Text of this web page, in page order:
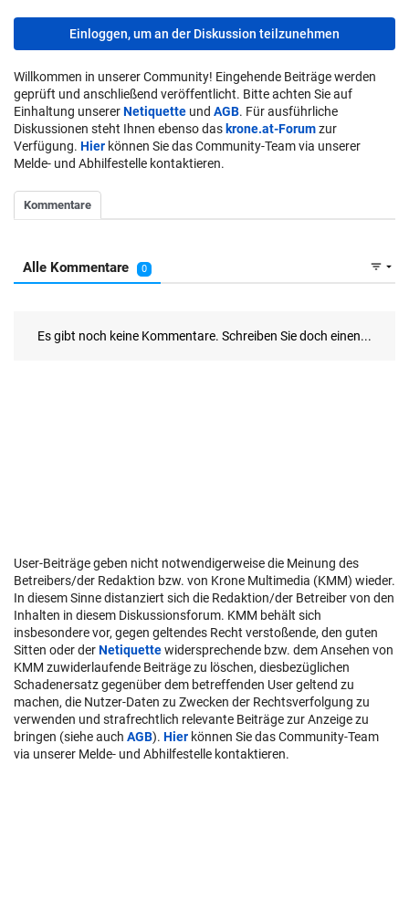
Einloggen, um an der Diskussion teilzunehmen
Willkommen in unserer Community! Eingehende Beiträge werden
geprüft und anschließend veröffentlicht. Bitte achten Sie auf
Einhaltung unsererNetiquette und AGB. Für ausführliche
Diskussionen steht Ihnen ebenso das krone.at-Forumzur
Verfügung. Hier können Sie das Community-Team via unserer
Melde- und Abhilfestelle kontaktieren.
User-Beiträge geben nicht notwendigerweise die Meinung des
Betreibers/der Redaktion bzw. von Krone Multimedia (KMM) wieder.
In diesem Sinne distanziert sich die Redaktion/der Betreiber von den
Inhalten in diesem Diskussionsforum. KMM behält sich
insbesondere vor, gegen geltendes Recht verstoßende, den guten
Sitten oder derNetiquettewidersprechende bzw. dem Ansehen von
KMM zuwiderlaufende Beiträge zu löschen, diesbezüglichen
Schadenersatz gegenüber dem betreffenden User geltend zu
machen, die Nutzer-Daten zu Zwecken der Rechtsverfolgung zu
verwenden und strafrechtlich relevante Beiträge zur Anzeige zu
bringen (siehe auch AGB). Hier können Sie das Community-Team
via unserer Melde- und Abhilfestelle kontaktieren.